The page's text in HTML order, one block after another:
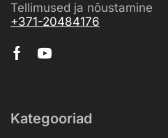
Tellimused ja nõustamine
+371-20484176
Kategooriad